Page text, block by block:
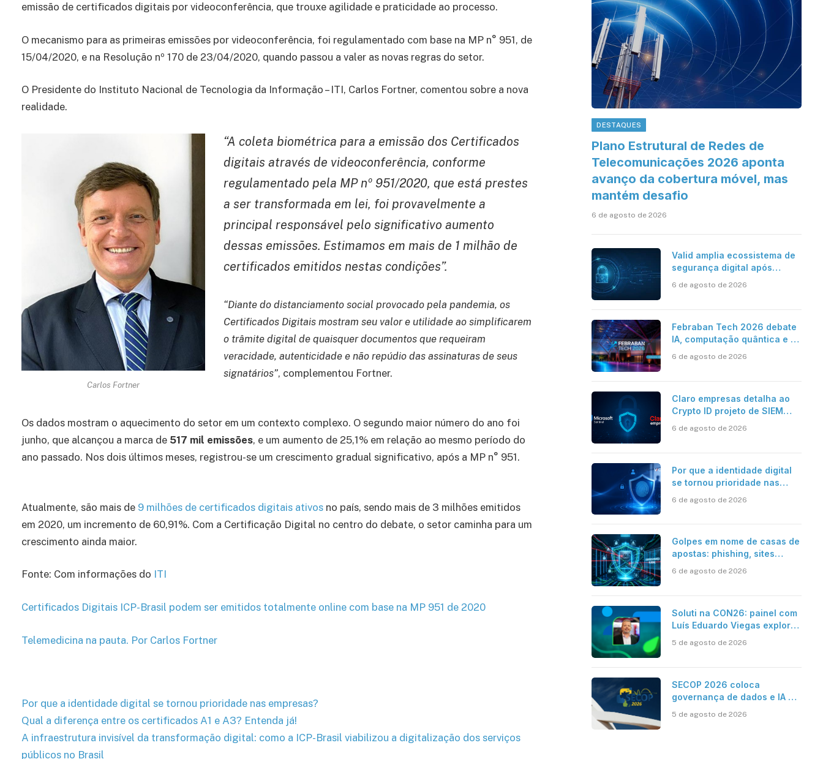
emissão de certificados digitais por videoconferência, que trouxe agilidade e praticidade ao processo.
O mecanismo para as primeiras emissões por videoconferência, foi regulamentado com base na MP n° 951, de
15/04/2020, e na Resolução nº 170 de 23/04/2020, quando passou a valer as novas regras do setor.
O Presidente do Instituto Nacional de Tecnologia da Informação – ITI, Carlos Fortner, comentou sobre a nova
realidade.
Carlos Fortner
“A coleta biométrica para a emissão dos Certificados
digitais através de videoconferência, conforme
regulamentado pela MP nº 951/2020, que está prestes
a ser transformada em lei, foi provavelmente a
principal responsável pelo significativo aumento
dessas emissões. Estimamos em mais de 1 milhão de
certificados emitidos nestas condições”.
“Diante do distanciamento social provocado pela pandemia, os
Certificados Digitais mostram seu valor e utilidade ao simplificarem
o trâmite digital de quaisquer documentos que requeiram
veracidade, autenticidade e não repúdio das assinaturas de seus
signatários”, complementou Fortner.
Os dados mostram o aquecimento do setor em um contexto complexo. O segundo maior número do ano foi
junho, que alcançou a marca de 517 mil emissões, e um aumento de 25,1% em relação ao mesmo período do
ano passado. Nos dois últimos meses, registrou-se um crescimento gradual significativo, após a MP n° 951.
Atualmente, são mais de 9 milhões de certificados digitais ativos no país, sendo mais de 3 milhões emitidos
em 2020, um incremento de 60,91%. Com a Certificação Digital no centro do debate, o setor caminha para um
crescimento ainda maior.
Fonte: Com informações do ITI
Certificados Digitais ICP-Brasil podem ser emitidos totalmente online com base na MP 951 de 2020
Telemedicina na pauta. Por Carlos Fortner
Por que a identidade digital se tornou prioridade nas empresas?
Qual a diferença entre os certificados A1 e A3? Entenda já!
A infraestrutura invisível da transformação digital: como a ICP-Brasil viabilizou a digitalização dos serviços
públicos no Brasil
DESTAQUES
Plano Estrutural de Redes de
Telecomunicações 2026 aponta
avanço da cobertura móvel, mas
mantém desafio
6 de agosto de 2026
Valid amplia ecossistema de
segurança digital após
6 de agosto de 2026
Febraban Tech 2026 debate
IA, computação quântica e os
bancária
6 de agosto de 2026
Claro empresas detalha ao
Crypto ID projeto de SIEM
resposta automatizada
6 de agosto de 2026
Por que a identidade digital
se tornou prioridade nas
6 de agosto de 2026
Golpes em nome de casas de
apostas: phishing, sites
6 de agosto de 2026
Soluti na CON26: painel com
Luís Eduardo Viegas explora
eficiência da Contabilidade
5 de agosto de 2026
SECOP 2026 coloca
governança de dados e IA no
5 de agosto de 2026